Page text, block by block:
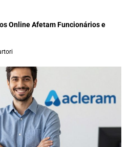
Online Afetam Funcionários e